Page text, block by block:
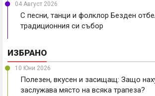
04 Август 2026
С песни, танци и фолклор Безден
традиционния си събор
ИЗБРАНО
10 Юни 2026
Полезен, вкусен и засищащ: Защо
заслужава място на всяка трапеза?